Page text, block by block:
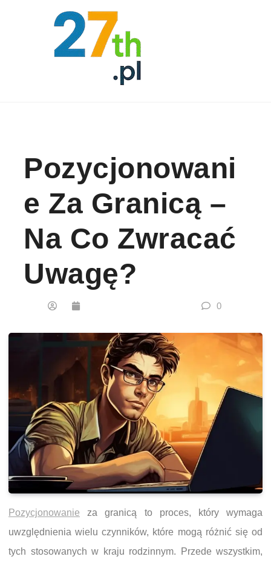
Pozycjonowani
E Za Granicą –
Na Co Zwracać
Uwagę?
0
Pozycjonowanie za granicą to proces, który wymaga
uwzględnienia wielu czynników, które mogą różnić się od
tych stosowanych w kraju rodzinnym. Przede wszystkim,